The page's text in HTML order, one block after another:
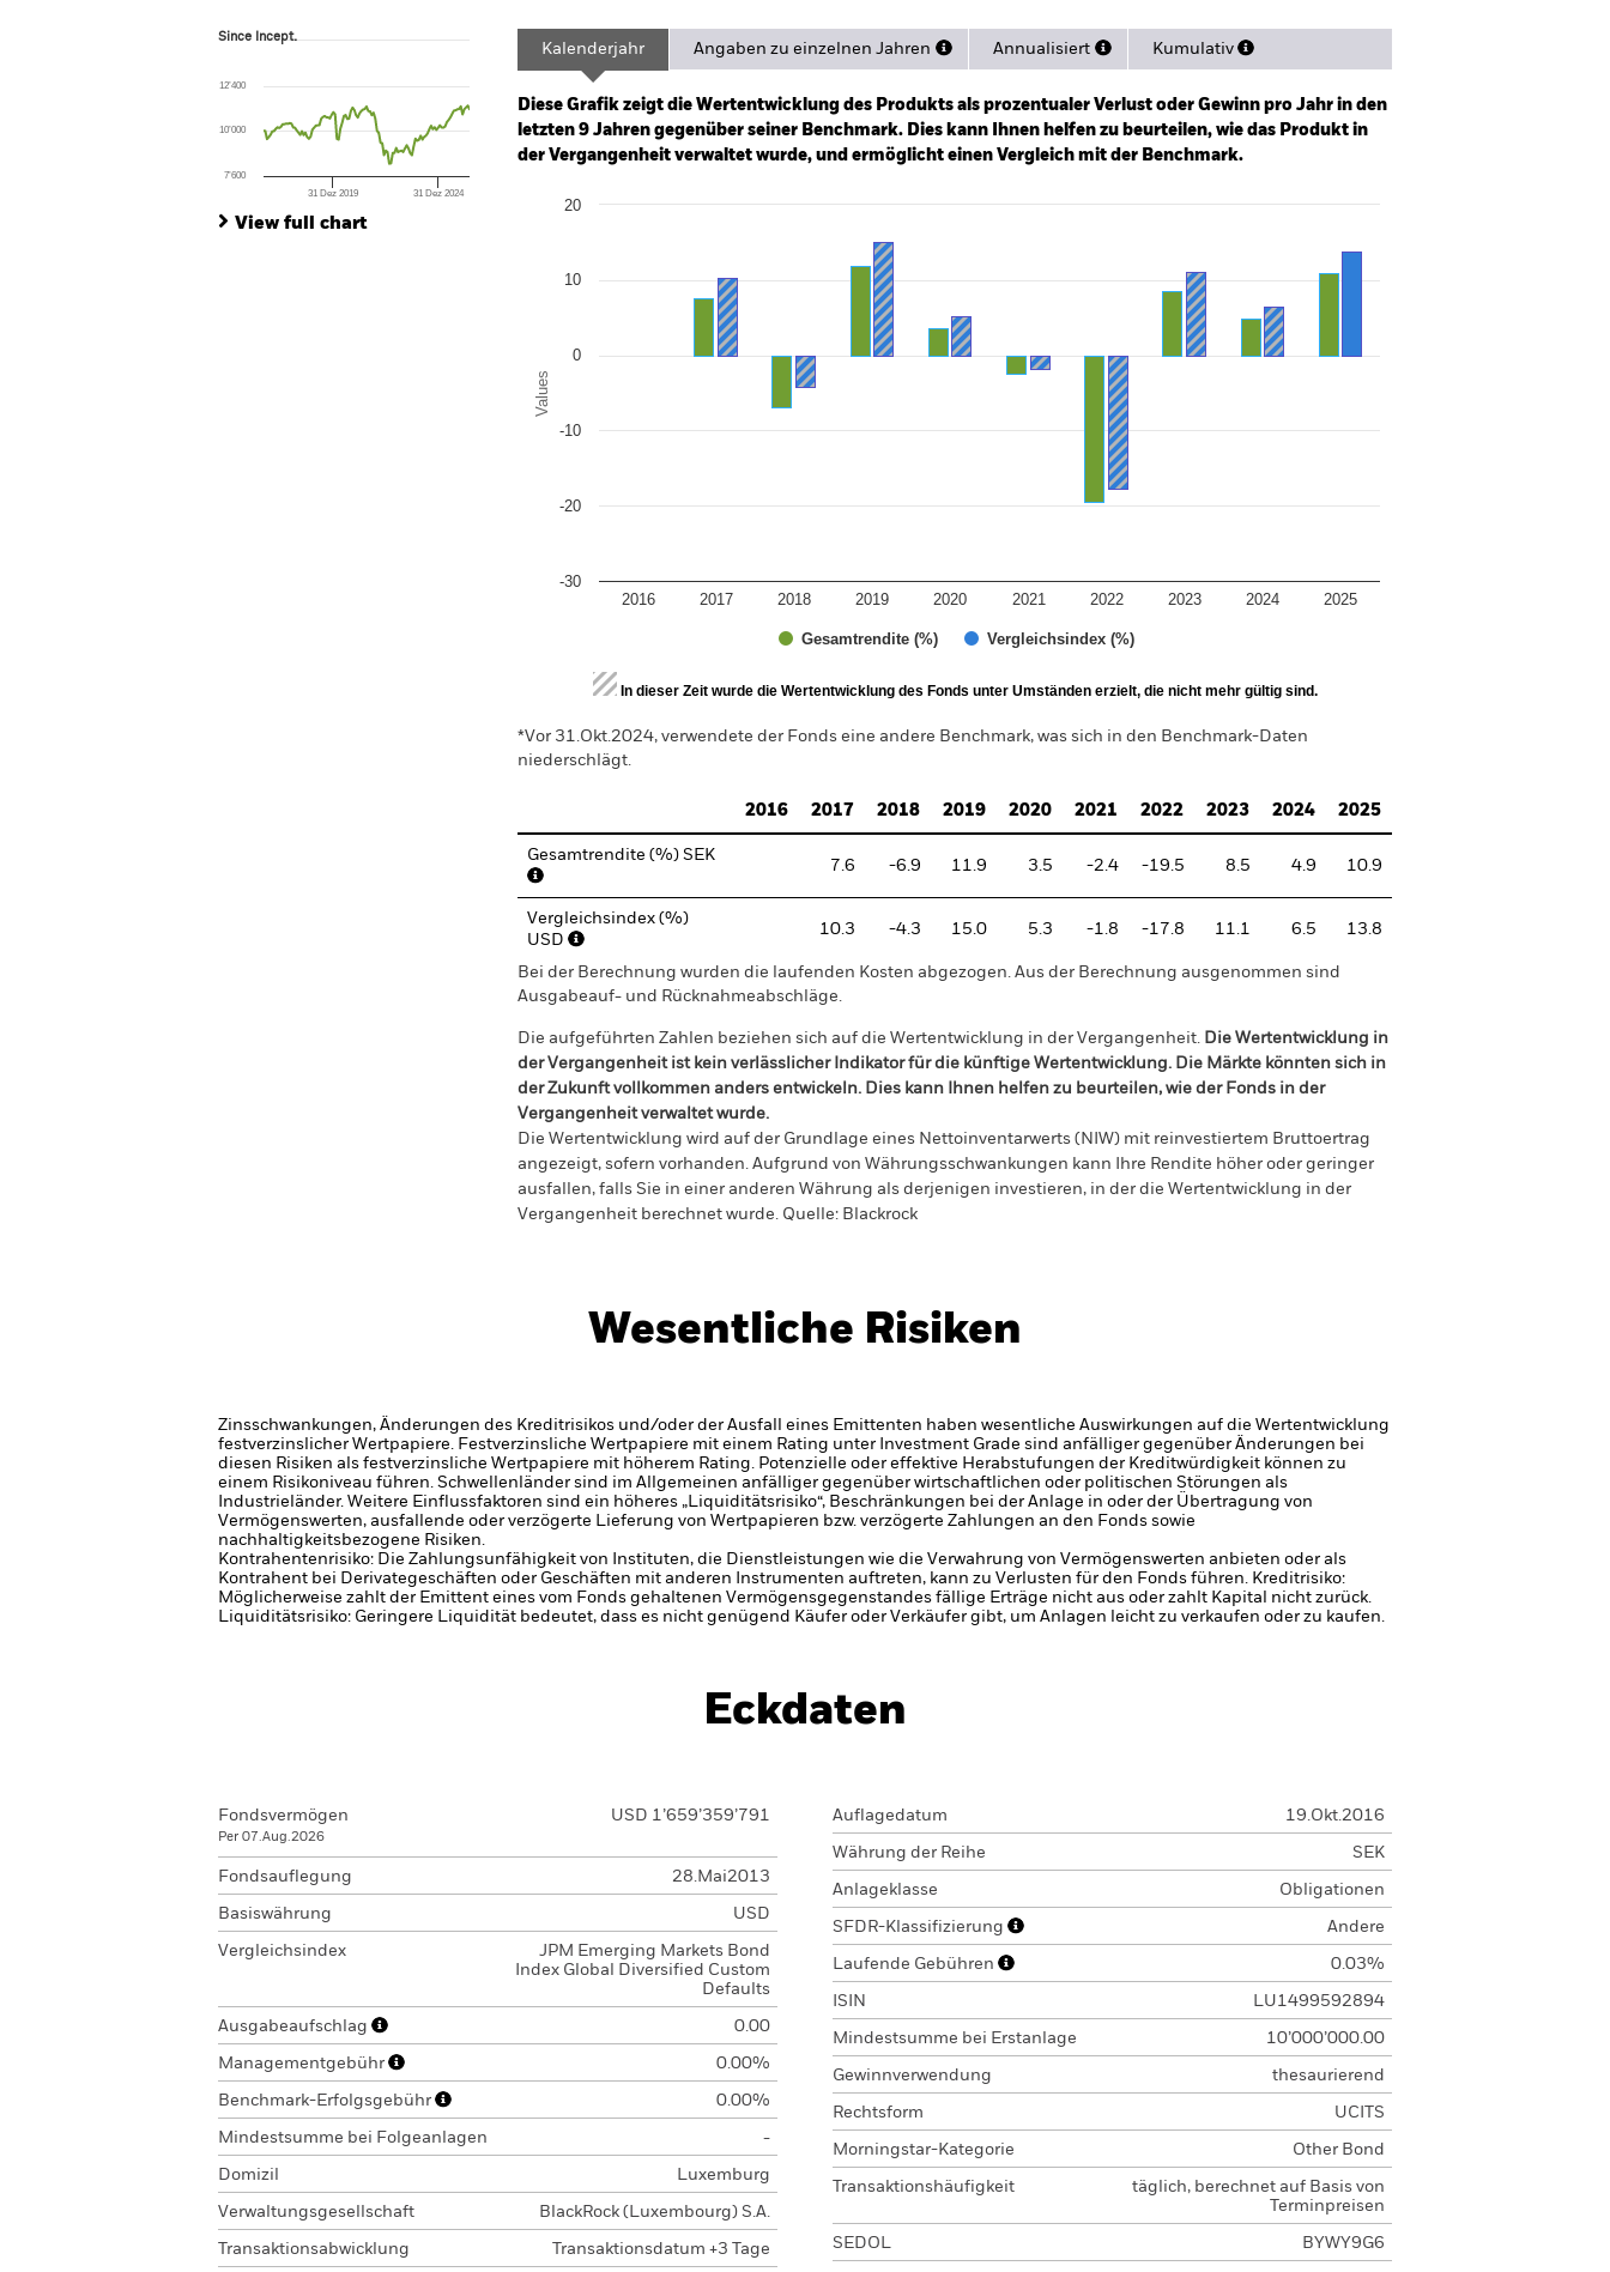
Since Incept.
The chart has 1 X axis displaying Time. Range: 2016-09-01 00:00:00 to 2026-07-31 00:00:00.
The chart has 1 Y axis displaying values. Range: -24 to 48.
Since Incept.
31 Dez 2019 31 Dez 2024
7’600
10’000
12’400
View full chart
Kalenderjahr Angaben zu einzelnen Jahren Annualisiert Kumulativ
Diese Grafik zeigt die Wertentwicklung des Produkts als prozentualer Verlust oder Gewinn pro Jahr in den
letzten 9 Jahren gegenüber seiner Benchmark. Dies kann Ihnen helfen zu beurteilen, wie das Produkt in
der Vergangenheit verwaltet wurde, und ermöglicht einen Vergleich mit der Benchmark.
Bar chart with 2 data series.
The chart has 1 Y axis displaying Values. Range: -30 to 20.
Values
Gesamtrendite (%) Vergleichsindex (%)
2016 2017 2018 2019 2020 2021 2022 2023 2024 2025
-30
-20
-10
0
10
20
End of interactive chart.
In dieser Zeit wurde die Wertentwicklung des Fonds unter Umständen erzielt, die nicht mehr gültig sind.
*Vor 31.Okt.2024, verwendete der Fonds eine andere Benchmark, was sich in den Benchmark-Daten
niederschlägt.
2016 2017 2018 2019 2020 2021 2022 2023 2024 2025
Gesamtrendite (%) SEK
7.6 -6.9 11.9 3.5 -2.4 -19.5 8.5 4.9 10.9
Vergleichsindex (%)
USD
10.3 -4.3 15.0 5.3 -1.8 -17.8 11.1 6.5 13.8
Bei der Berechnung wurden die laufenden Kosten abgezogen. Aus der Berechnung ausgenommen sind
Ausgabeauf- und Rücknahmeabschläge.
Die aufgeführten Zahlen beziehen sich auf die Wertentwicklung in der Vergangenheit. Die Wertentwicklung in
der Vergangenheit ist kein verlässlicher Indikator für die künftige Wertentwicklung. Die Märkte könnten sich in
der Zukunft vollkommen anders entwickeln. Dies kann Ihnen helfen zu beurteilen, wie der Fonds in der
Vergangenheit verwaltet wurde.
Die Wertentwicklung wird auf der Grundlage eines Nettoinventarwerts (NIW) mit reinvestiertem Bruttoertrag
angezeigt, sofern vorhanden. Aufgrund von Währungsschwankungen kann Ihre Rendite höher oder geringer
ausfallen, falls Sie in einer anderen Währung als derjenigen investieren, in der die Wertentwicklung in der
Vergangenheit berechnet wurde. Quelle: Blackrock
Wesentliche Risiken
Zinsschwankungen, Änderungen des Kreditrisikos und/oder der Ausfall eines Emittenten haben wesentliche Auswirkungen auf die Wertentwicklung
festverzinslicher Wertpapiere. Festverzinsliche Wertpapiere mit einem Rating unter Investment Grade sind anfälliger gegenüber Änderungen bei
diesen Risiken als festverzinsliche Wertpapiere mit höherem Rating. Potenzielle oder effektive Herabstufungen der Kreditwürdigkeit können zu
einem Risikoniveau führen. Schwellenländer sind im Allgemeinen anfälliger gegenüber wirtschaftlichen oder politischen Störungen als
Industrieländer. Weitere Einflussfaktoren sind ein höheres „Liquiditätsrisiko“, Beschränkungen bei der Anlage in oder der Übertragung von
Vermögenswerten, ausfallende oder verzögerte Lieferung von Wertpapieren bzw. verzögerte Zahlungen an den Fonds sowie
nachhaltigkeitsbezogene Risiken.
Kontrahentenrisiko: Die Zahlungsunfähigkeit von Instituten, die Dienstleistungen wie die Verwahrung von Vermögenswerten anbieten oder als
Kontrahent bei Derivategeschäften oder Geschäften mit anderen Instrumenten auftreten, kann zu Verlusten für den Fonds führen. Kreditrisiko:
Möglicherweise zahlt der Emittent eines vom Fonds gehaltenen Vermögensgegenstandes fällige Erträge nicht aus oder zahlt Kapital nicht zurück.
Liquiditätsrisiko: Geringere Liquidität bedeutet, dass es nicht genügend Käufer oder Verkäufer gibt, um Anlagen leicht zu verkaufen oder zu kaufen.
Eckdaten
Fondsvermögen
Per 07.Aug.2026
USD 1’659’359’791
Fondsauflegung 28.Mai2013
Basiswährung USD
Vergleichsindex
JPM Emerging Markets Bond
Index Global Diversified Custom
Defaults
Ausgabeaufschlag 0.00
Managementgebühr 0.00%
Benchmark-Erfolgsgebühr 0.00%
Mindestsumme bei Folgeanlagen -
Domizil Luxemburg
Verwaltungsgesellschaft BlackRock (Luxembourg) S.A.
Transaktionsabwicklung Transaktionsdatum +3 Tage
Auflagedatum 19.Okt.2016
Währung der Reihe SEK
Anlageklasse Obligationen
SFDR-Klassifizierung Andere
Laufende Gebühren 0.03%
ISIN LU1499592894
Mindestsumme bei Erstanlage 10’000’000.00
Gewinnverwendung thesaurierend
Rechtsform UCITS
Morningstar-Kategorie Other Bond
Transaktionshäufigkeit
täglich, berechnet auf Basis von
Terminpreisen
SEDOL BYWY9G6